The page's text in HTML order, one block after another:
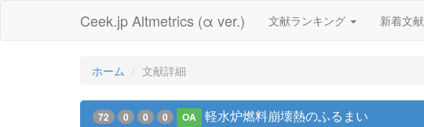
Ceek.jp Altmetrics (α ver.) 文献ランキング 新着文献
ホーム 文献詳細
72 0 0 0 OA 軽水炉燃料崩壊熱のふるまい